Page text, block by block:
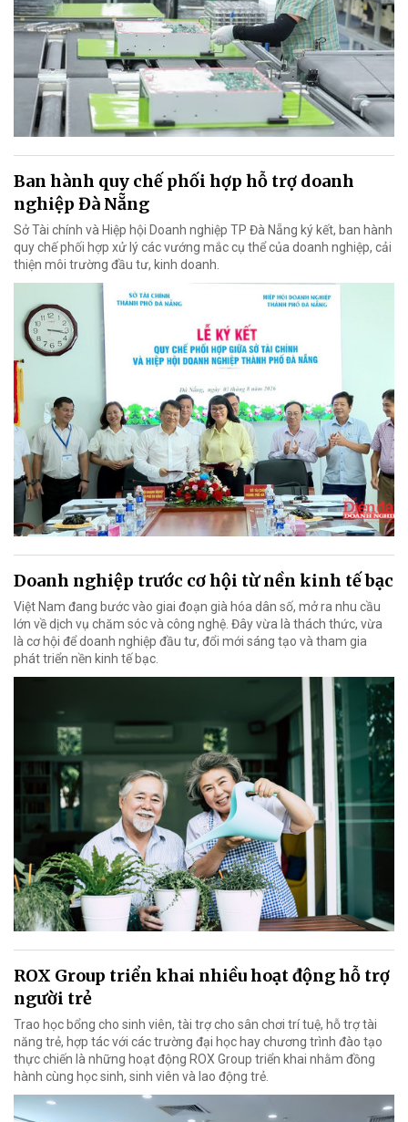
Ban hành quy chế phối hợp hỗ trợ doanh
nghiệp Đà Nẵng
Sở Tài chính và Hiệp hội Doanh nghiệp TP Đà Nẵng ký kết, ban hành
quy chế phối hợp xử lý các vướng mắc cụ thể của doanh nghiệp, cải
thiện môi trường đầu tư, kinh doanh.
Doanh nghiệp trước cơ hội từ nền kinh tế bạc
Việt Nam đang bước vào giai đoạn già hóa dân số, mở ra nhu cầu
lớn về dịch vụ chăm sóc và công nghệ. Đây vừa là thách thức, vừa
là cơ hội để doanh nghiệp đầu tư, đổi mới sáng tạo và tham gia
phát triển nền kinh tế bạc.
ROX Group triển khai nhiều hoạt động hỗ trợ
người trẻ
Trao học bổng cho sinh viên, tài trợ cho sân chơi trí tuệ, hỗ trợ tài
năng trẻ, hợp tác với các trường đại học hay chương trình đào tạo
thực chiến là những hoạt động ROX Group triển khai nhằm đồng
hành cùng học sinh, sinh viên và lao động trẻ.